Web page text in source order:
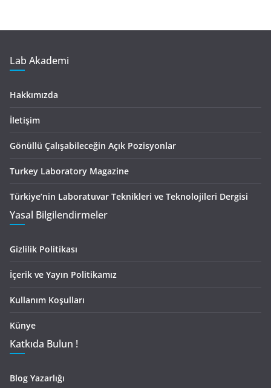
Lab Akademi
Hakkımızda
İletişim
Gönüllü Çalışabileceğin Açık Pozisyonlar
Turkey Laboratory Magazine
Türkiye’nin Laboratuvar Teknikleri ve Teknolojileri Dergisi
Yasal Bilgilendirmeler
Gizlilik Politikası
İçerik ve Yayın Politikamız
Kullanım Koşulları
Künye
Katkıda Bulun !
Blog Yazarlığı